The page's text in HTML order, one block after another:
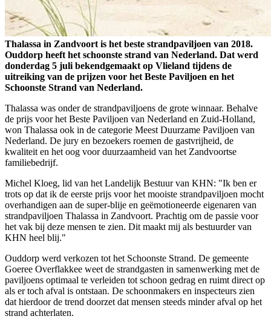
Thalassa in Zandvoort is het beste strandpaviljoen van 2018.
Ouddorp heeft het schoonste strand van Nederland. Dat werd
donderdag 5 juli bekendgemaakt op Vlieland tijdens de
uitreiking van de prijzen voor het Beste Paviljoen en het
Schoonste Strand van Nederland.
Thalassa was onder de strandpaviljoens de grote winnaar. Behalve
de prijs voor het Beste Paviljoen van Nederland en Zuid-Holland,
won Thalassa ook in de categorie Meest Duurzame Paviljoen van
Nederland. De jury en bezoekers roemen de gastvrijheid, de
kwaliteit en het oog voor duurzaamheid van het Zandvoortse
familiebedrijf.
Michel Kloeg, lid van het Landelijk Bestuur van KHN: "Ik ben er
trots op dat ik de eerste prijs voor het mooiste strandpaviljoen mocht
overhandigen aan de super-blije en geëmotioneerde eigenaren van
strandpaviljoen Thalassa in Zandvoort. Prachtig om de passie voor
het vak bij deze mensen te zien. Dit maakt mij als bestuurder van
KHN heel blij."
Ouddorp werd verkozen tot het Schoonste Strand. De gemeente
Goeree Overflakkee weet de strandgasten in samenwerking met de
paviljoens optimaal te verleiden tot schoon gedrag en ruimt direct op
als er toch afval is ontstaan. De schoonmakers en inspecteurs zien
dat hierdoor de trend doorzet dat mensen steeds minder afval op het
strand achterlaten.